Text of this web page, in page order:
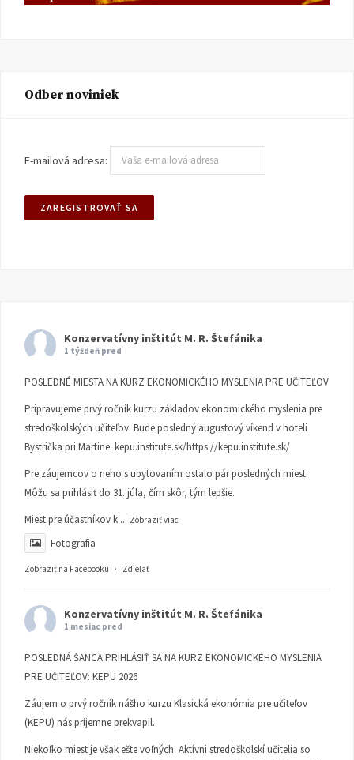
Odber noviniek
E-mailová adresa:
Konzervatívny inštitút M. R. Štefánika
1 týždeň pred
POSLEDNÉ MIESTA NA KURZ EKONOMICKÉHO MYSLENIA PRE UČITEĽOV
Pripravujeme prvý ročník kurzu základov ekonomického myslenia pre
stredoškolských učiteľov. Bude posledný augustový víkend v hoteli
Bystrička pri Martine: kepu.institute.sk/https://kepu.institute.sk/
Pre záujemcov o neho s ubytovaním ostalo pár posledných miest.
Môžu sa prihlásiť do 31. júla, čím skôr, tým lepšie.
Miest pre účastníkov k ... Zobraziť viac
Fotografia
Zobraziť na Facebooku · Zdieľať
Konzervatívny inštitút M. R. Štefánika
1 mesiac pred
POSLEDNÁ ŠANCA PRIHLÁSIŤ SA NA KURZ EKONOMICKÉHO MYSLENIA
PRE UČITEĽOV: KEPU 2026
Záujem o prvý ročník nášho kurzu Klasická ekonómia pre učiteľov
(KEPU) nás príjemne prekvapil.
Niekoľko miest je však ešte voľných. Aktívni stredoškolskí učitelia so